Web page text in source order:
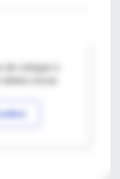
de colegas o